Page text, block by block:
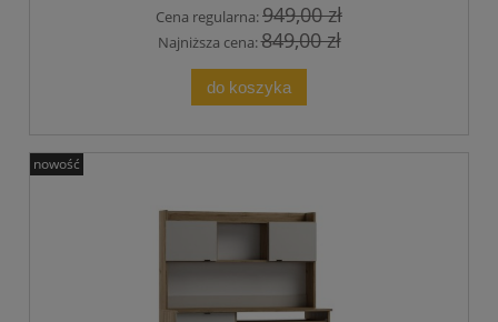
Cena regularna:949,00 zł
Najniższa cena:849,00 zł
do koszyka
nowość